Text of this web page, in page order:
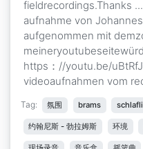
fieldrecordings.Thanks
aufnahme von
aufgenommen mit
https：//youtu.be/
videoaufnahmen vom
Tag: 氛围 brams
约翰尼斯 - 勃拉姆斯 环境